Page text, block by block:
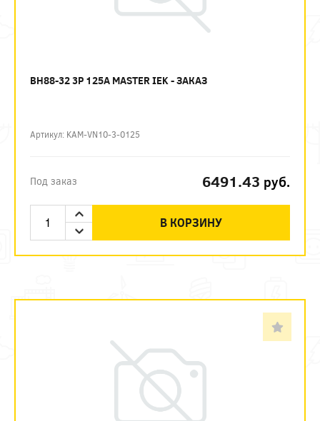
ВН88-32 3P 125А MASTER IEK - ЗАКАЗ
Артикул: KAM-VN10-3-0125
Под заказ 6491.43 руб.
В КОРЗИНУ